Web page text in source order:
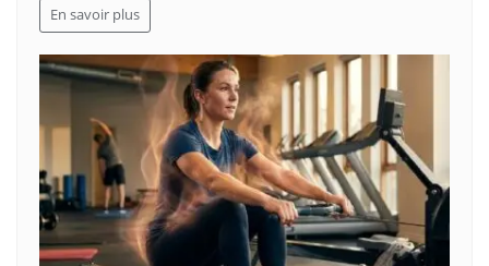
En savoir plus